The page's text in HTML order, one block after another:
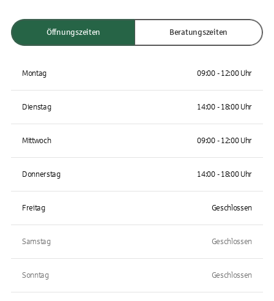
Öffnungszeiten Beratungszeiten
Montag 09:00 - 12:00 Uhr
Dienstag 14:00 - 18:00 Uhr
Mittwoch 09:00 - 12:00 Uhr
Donnerstag 14:00 - 18:00 Uhr
Freitag Geschlossen
Samstag Geschlossen
Sonntag Geschlossen